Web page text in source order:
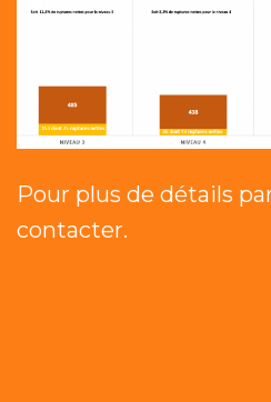
Pour plus de détails
contacter.